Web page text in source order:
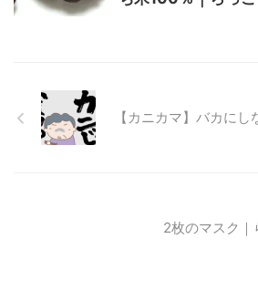
【カニカマ】バカに
2枚のマスク｜